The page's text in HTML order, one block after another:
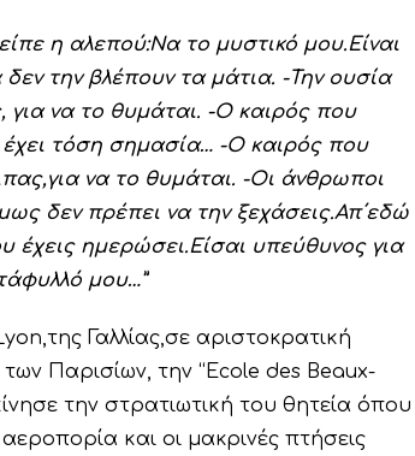
η αλεπού:Να το μυστικό μου.Είναι
την βλέπουν τα μάτια. -Την ουσία
για να το θυμάται. -Ο καιρός που
έχει τόση σημασία… -Ο καιρός που
να το θυμάται. -Οι άνθρωποι
δεν πρέπει να την ξεχάσεις.Απ΄εδώ
έχεις ημερώσει.Είσαι υπεύθυνος για
μου…”
Γαλλίας,σε αριστοκρατική
των Παρισίων, την “Ecole des Beaux-
την στρατιωτική του θητεία όπου
και οι μακρινές πτήσεις